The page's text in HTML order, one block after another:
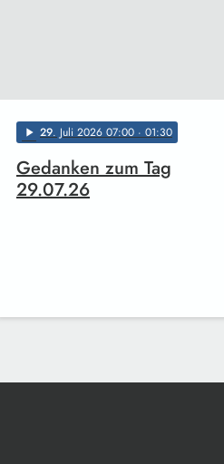
play_arrow 29. Juli 2026 07:00 · 01:30
Gedanken zum Tag
29.07.26